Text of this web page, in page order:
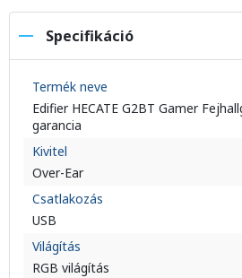
Specifikáció
Termék neve
Edifier HECATE G2BT Gamer
garancia
Kivitel
Over-Ear
Csatlakozás
USB
Világítás
RGB világítás